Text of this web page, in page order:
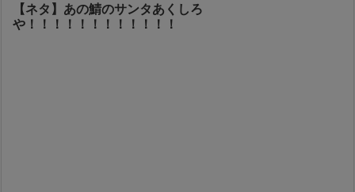
【ネタ】あの鯖のサンタあくしろ
や！！！！！！！！！！！！